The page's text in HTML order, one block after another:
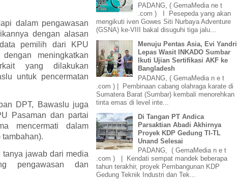
dalam pengawasan
dengan alasan
pemilih dari KPU
meningkatkan
yang dilakukan
untuk pencermatan
DPT, Bawaslu juga
Pasaman dan partai
mencermati dalam
jawab dari media
pengawasan dan
PADANG, ( GemaMedia ne t
.com ) I Pesepeda yang akan
mengikuti iven Gowes Siti Nurbaya Adventure
(GSNA) ke-VIII bakal disuguhi tiga jalu...
Menuju Pentas Asia, Evi Yandri
Lepas Wasit INKADO Sumbar
Ikuti Ujian Sertifikasi AKF ke
Bangladesh
PADANG, ( GemaMedia n e t
.com ) | Pembinaan cabang olahraga karate di
Sumatera Barat (Sumbar) kembali menorehkan
tinta emas di level inte...
Di Tangan PT Andica
Parsaktian Abadi Akhirnya
Proyek KDP Gedung TI-TL
Unand Selesai
PADANG, ( GemaMedia n e t
.com ) | Kendati sempat mandek beberapa
tahun terakhir, proyek Pembangunan KDP
Gedung Teknik Industri dan Tek...